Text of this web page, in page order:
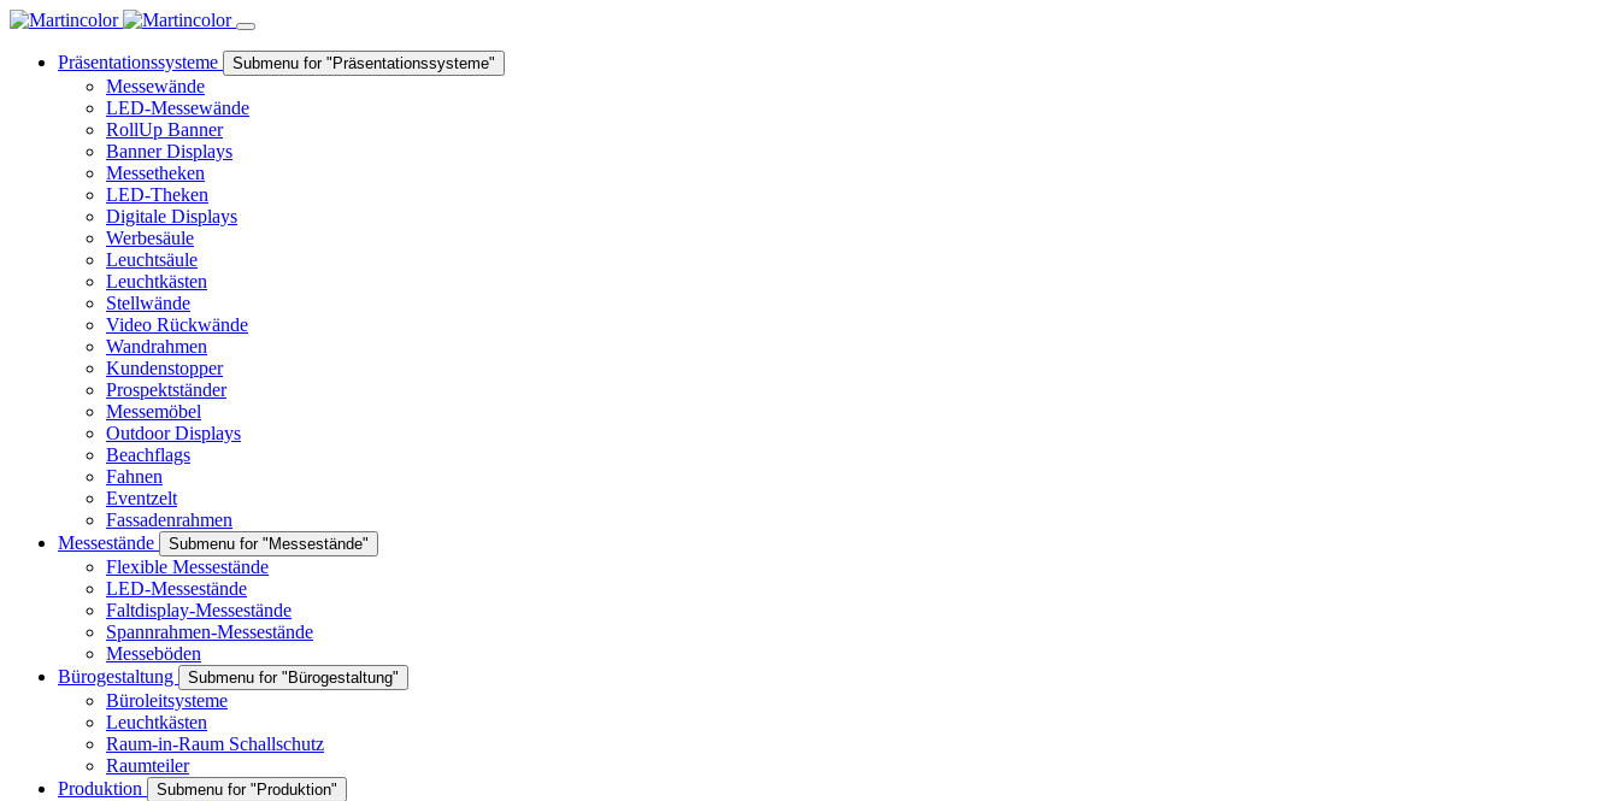
Präsentationssysteme Submenu for "Präsentationssysteme"
Messewände
LED-Messewände
RollUp Banner
Banner Displays
Messetheken
LED-Theken
Digitale Displays
Werbesäule
Leuchtsäule
Leuchtkästen
Stellwände
Video Rückwände
Wandrahmen
Kundenstopper
Prospektständer
Messemöbel
Outdoor Displays
Beachflags
Fahnen
Eventzelt
Fassadenrahmen
Messestände
Submenu for "Messestände"
Flexible Messestände
LED-Messestände
Faltdisplay-Messestände
Spannrahmen-Messestände
Messeböden
Bürogestaltung
Submenu for "Bürogestaltung"
Büroleitsysteme
Leuchtkästen
Raum-in-Raum Schallschutz
Raumteiler
Produktion
Submenu for "Produktion"